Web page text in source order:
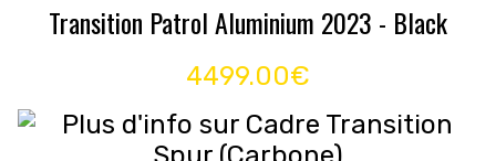
Transition Patrol Aluminium 2023 - Black
4499.00€